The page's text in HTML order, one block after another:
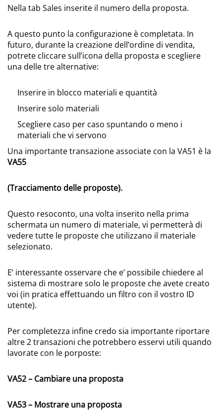
Nella tab Sales inserite il numero della proposta.
A questo punto la configurazione è completata. In
futuro, durante la creazione dell’ordine di vendita,
potrete cliccare sull’icona della proposta e scegliere
una delle tre alternative:
Inserire in blocco materiali e quantità
Inserire solo materiali
Scegliere caso per caso spuntando o meno i
materiali che vi servono
Una importante transazione associate con la VA51 è la
VA55
(Tracciamento delle proposte).
Questo resoconto, una volta inserito nella prima
schermata un numero di materiale, vi permetterà di
vedere tutte le proposte che utilizzano il materiale
selezionato.
E’ interessante osservare che e’ possibile chiedere al
sistema di mostrare solo le proposte che avete creato
voi (in pratica effettuando un filtro con il vostro ID
utente).
Per completezza infine credo sia importante riportare
altre 2 transazioni che potrebbero esservi utili quando
lavorate con le porposte:
VA52 – Cambiare una proposta
VA53 – Mostrare una proposta